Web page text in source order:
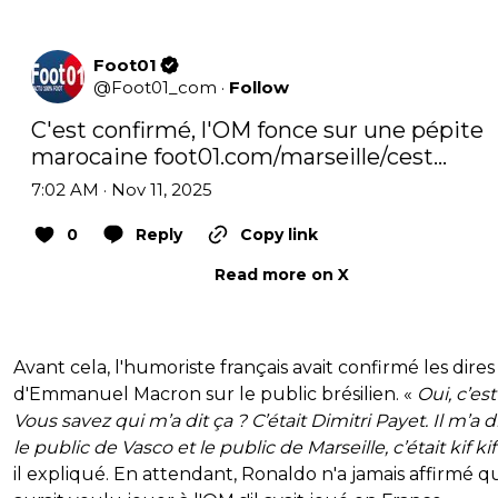
Foot01
@Foot01_com · Follow
C'est confirmé, l'OM fonce sur une pépite
marocaine foot01.com/marseille/cest…
7:02 AM · Nov 11, 2025
0 Reply
Copy link
Read more on X
Avant cela, l'humoriste français avait confirmé les dires
d'Emmanuel Macron sur le public brésilien. « Oui,
Vous savez qui m’a dit ça ? C’était Dimitri Payet. Il m’a
le public de Vasco et le public de Marseille, c’était kif kif
il expliqué. En attendant, Ronaldo n'a jamais affirmé